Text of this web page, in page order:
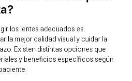
los lentes adecuados es
la mejor calidad visual y cuidar la
Existen distintas opciones que
y beneficios específicos según